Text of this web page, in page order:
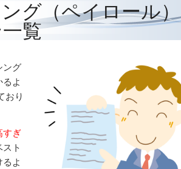
グ（ペイロール）
覧
ング
よ
おり
すぎ
ト
るよ